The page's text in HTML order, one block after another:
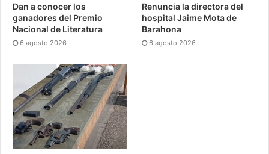
Dan a conocer los
ganadores del Premio
Nacional de Literatura
6 agosto 2026
Renuncia la directora del
hospital Jaime Mota de
Barahona
6 agosto 2026